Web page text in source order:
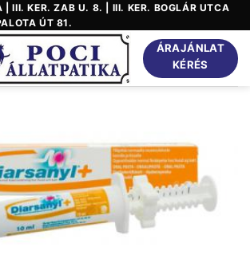
| III. KER. ZAB U. 8. | III. KER. BOGLÁR UTCA
ÚT 81.
ÁRAJÁNLAT
KÉRÉS